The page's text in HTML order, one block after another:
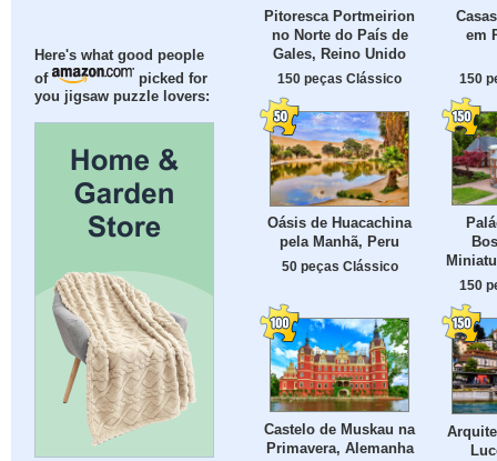
Here's what good people
of
picked for
you jigsaw puzzle lovers:
Pitoresca Portmeirion
no Norte do País de
Gales, Reino Unido
150 peças Clássico
em
150
Oásis de Huacachina
pela Manhã, Peru
50 peças Clássico
150
Castelo de Muskau na
Primavera, Alemanha